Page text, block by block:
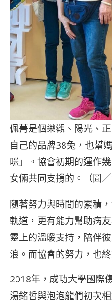
佩菁是個樂觀、陽光、
自己的品牌38兔，也幫
咪」。協會初期的運作
女倆共同支撐的。（圖／
隨著努力與時間的累積
軌道，更有能力幫助病
靈上的溫暖支持，陪伴
浪。而協會的努力，也
2018年，成功大學國際
湯銘哲與泡泡龍們初次